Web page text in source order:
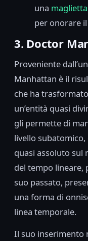
una
per onorare
3. Doctor
Proveniente
Manhattan è il
che ha
un’entità quasi
gli permette di
livello
quasi assoluto sul
del tempo lineare,
suo passato,
una forma di
linea temporale.
Il suo inserimento